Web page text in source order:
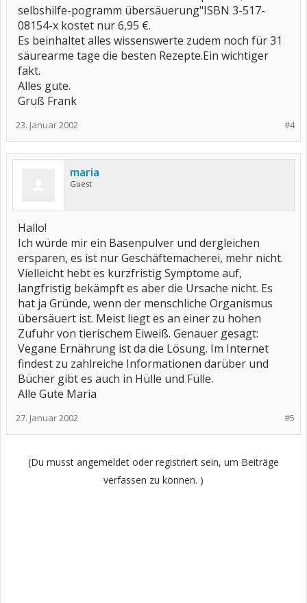
selbshilfe-pogramm übersäuerung"ISBN 3-517-
08154-x kostet nur 6,95 €.
Es beinhaltet alles wissenswerte zudem noch für 31
säurearme tage die besten Rezepte.Ein wichtiger
fakt.
Alles gute.
Gruß Frank
#4
23. Januar 2002
maria
Guest
Hallo!
Ich würde mir ein Basenpulver und dergleichen
ersparen, es ist nur Geschäftemacherei, mehr nicht.
Vielleicht hebt es kurzfristig Symptome auf,
langfristig bekämpft es aber die Ursache nicht. Es
hat ja Gründe, wenn der menschliche Organismus
übersäuert ist. Meist liegt es an einer zu hohen
Zufuhr von tierischem Eiweiß. Genauer gesagt:
Vegane Ernährung ist da die Lösung. Im Internet
findest zu zahlreiche Informationen darüber und
Bücher gibt es auch in Hülle und Fülle.
Alle Gute Maria
#5
27. Januar 2002
(Du musst angemeldet oder registriert sein, um Beiträge
verfassen zu können. )